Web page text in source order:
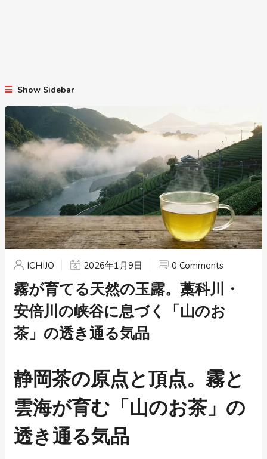
Show Sidebar
ICHIJO 2026年1月9日 0 Comments
霧が育てる天然の玉露。藁科川・
安倍川の峡谷に息づく「山のお
茶」の透き通る気品
静岡茶の原点と頂点。霧と
雲海が育む「山のお茶」の
透き通る気品